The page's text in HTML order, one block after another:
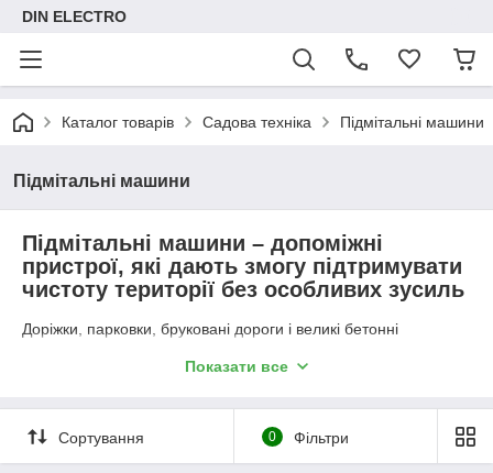
DIN ELECTRO
Каталог товарів Садова техніка Підмітальні машини
Підмітальні машини
Підмітальні машини – допоміжні
пристрої, які дають змогу підтримувати
чистоту території без особливих зусиль
Доріжки, парковки, бруковані дороги і великі бетонні
обслуговувати цілий рікза допомогою підмітальної
штовхання снігу лопатою і стаєте дуже цінним помічником.
Нарешті, прибирати сніг - це дійсно весело!
Підмітальні машини працюють на бензині і підходять для
Показати все
Сортування 0 Фільтри